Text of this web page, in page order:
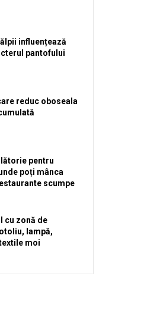
influențează
pantofului
reduc oboseala
pentru
poți mânca
scumpe
cu zonă de
lampă,
moi